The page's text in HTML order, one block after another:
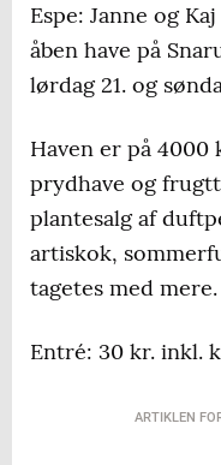
Espe: Janne og
åben have på
lørdag 21. og
Haven er på
prydhave og
plantesalg af
artiskok,
tagetes med mere.
Entré: 30 kr. inkl.
ARTIKLEN